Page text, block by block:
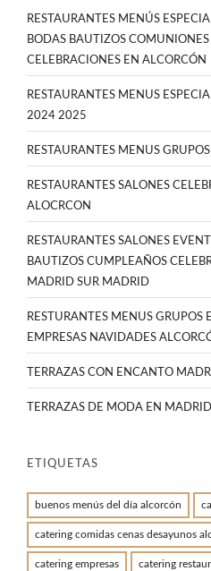
RESTAURANTES MENÚS
BODAS BAUTIZOS
CELEBRACIONES EN ALCORCÓN
RESTAURANTES MENUS
2024 2025
RESTAURANTES MENUS
RESTAURANTES SALONES
ALOCRCON
RESTAURANTES SALONES
BAUTIZOS CUMPLEAÑOS
MADRID SUR MADRID
RESTURANTES MENUS GRUPOS
EMPRESAS NAVIDADES
TERRAZAS CON ENCANTO
TERRAZAS DE MODA EN MADRID
ETIQUETAS
buenos menús del día alcorcón
catering comidas cenas desayunos
catering empresas catering